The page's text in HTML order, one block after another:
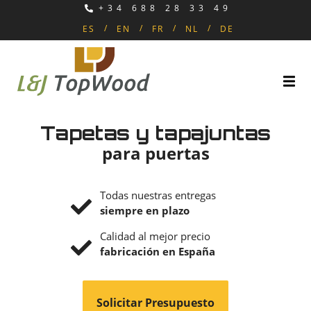
+34 688 28 33 49
ES
EN FR NL DE
Tapetas y tapajuntas
para puertas
Todas nuestras entregas
siempre en plazo
Calidad al mejor precio
fabricación en España
Solicitar Presupuesto